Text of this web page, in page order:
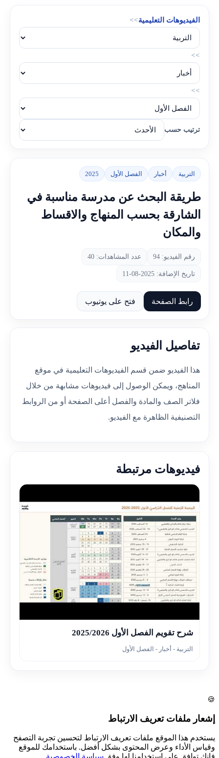
الفيديوهات التعليمية>>
>>
>>
ترتيب حسب
التربية أخبار الفصل الأول 2025
طريقة البحث عن مدرسة مناسبة في
الشارقة بحسب المنهاج والاقساط
والمكان
رقم الفيديو: 94 عدد المشاهدات: 40
تاريخ الإضافة: 2025-08-11
رابط الصفحة فتح على يوتيوب
تفاصيل الفيديو
هذا الفيديو ضمن قسم الفيديوهات التعليمية في موقع
المناهج، ويمكن الوصول إلى فيديوهات مشابهة من خلال
فلاتر الصف والمادة والفصل أعلى الصفحة أو من الروابط
التصنيفية الظاهرة مع الفيديو.
فيديوهات مرتبطة
▶
شرح تقويم الفصل الأول 2025/2026
التربية - أخبار - الفصل الأول
🍪
إشعار ملفات تعريف الارتباط
يستخدم هذا الموقع ملفات تعريف الارتباط لتحسين تجربة التصفح
وقياس الأداء وعرض المحتوى بشكل أفضل. باستخدامك للموقع